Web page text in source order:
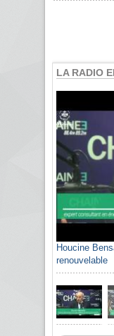
LA RADIO
Sami Agli,
algérienne du